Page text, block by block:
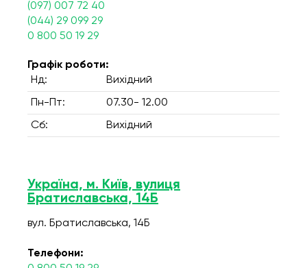
(097) 007 72 40
(044) 29 099 29
0 800 50 19 29
Графік роботи:
Нд:
Вихідний
Пн-Пт: 07.30- 12.00
Сб: Вихідний
Україна, м. Київ, вулиця
Братиславська, 14Б
вул. Братиславська, 14Б
Телефони: